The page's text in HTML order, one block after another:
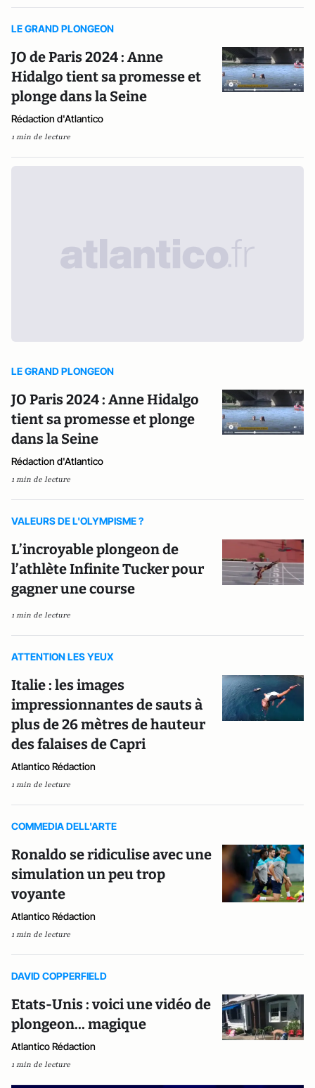
LE GRAND PLONGEON
JO de Paris 2024 : Anne
Hidalgo tient sa promesse et
plonge dans la Seine
Rédaction d'Atlantico
1 min de lecture
LE GRAND PLONGEON
JO Paris 2024 : Anne Hidalgo
tient sa promesse et plonge
dans la Seine
Rédaction d'Atlantico
1 min de lecture
VALEURS DE L'OLYMPISME ?
L’incroyable plongeon de
l’athlète Infinite Tucker pour
gagner une course
1 min de lecture
ATTENTION LES YEUX
Italie : les images
impressionnantes de sauts à
plus de 26 mètres de hauteur
des falaises de Capri
Atlantico Rédaction
1 min de lecture
COMMEDIA DELL'ARTE
Ronaldo se ridiculise avec une
simulation un peu trop
voyante
Atlantico Rédaction
1 min de lecture
DAVID COPPERFIELD
Etats-Unis : voici une vidéo de
plongeon... magique
Atlantico Rédaction
1 min de lecture